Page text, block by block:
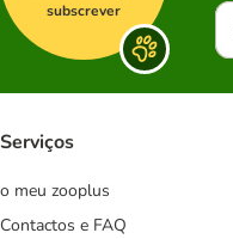
subscrever
Serviços
o meu zooplus
Contactos e FAQ